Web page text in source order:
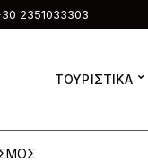
2351033303
ΤΟΥΡΙΣΤΙΚΑ